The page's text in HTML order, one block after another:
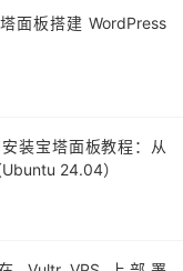
面板搭建 WordPress
装宝塔面板教程：从
24.04）